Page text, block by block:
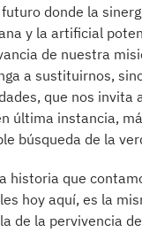
donde la
y la artificial
de nuestra
a sustituirnos,
que nos invita
última instancia,
búsqueda de la
historia que
hoy aquí, es la
de la pervivencia